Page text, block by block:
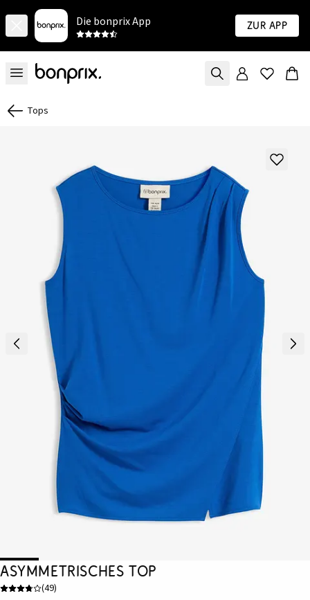
Die bonprix App Zur App
Tops
Asymmetrisches Top
(49)